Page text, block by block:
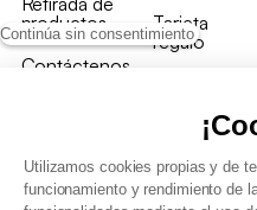
Continúa sin consentimiento
Utilizamos cookies propias y de
funcionamiento y rendimiento de
productos
Contáctenos
Tarjeta
regalo